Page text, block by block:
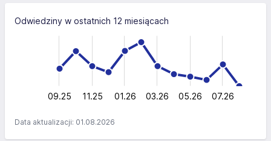
Odwiedziny w ostatnich 12 miesiącach
L
09.25 11.25 01.26 03.26 05.26 07.26
Data aktualizacji: 01.08.2026